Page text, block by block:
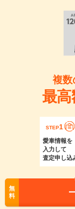
複数
最
STEP1
愛車情報を
入力して
査定申し込
無
料